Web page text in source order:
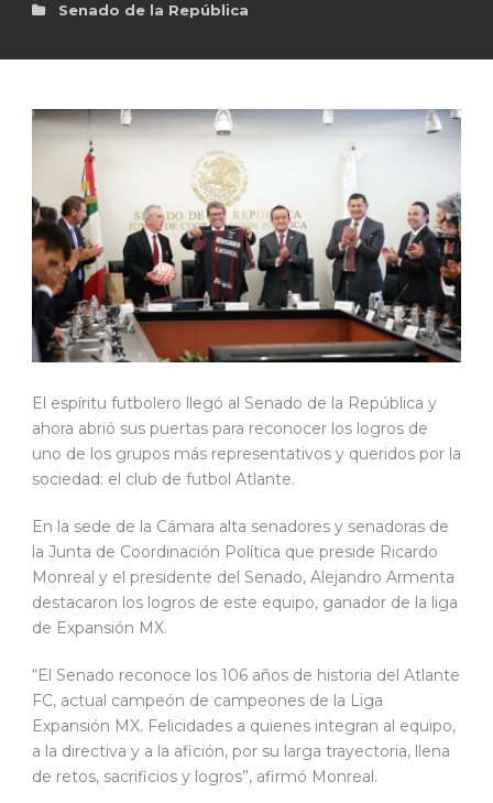
Senado de la República
El espíritu futbolero llegó al Senado de la República y
ahora abrió sus puertas para reconocer los logros de
uno de los grupos más representativos y queridos por la
sociedad: el club de futbol Atlante.
En la sede de la Cámara alta senadores y senadoras de
la Junta de Coordinación Política que preside Ricardo
Monreal y el presidente del Senado, Alejandro Armenta
destacaron los logros de este equipo, ganador de la liga
de Expansión MX.
“El Senado reconoce los 106 años de historia del Atlante
FC, actual campeón de campeones de la Liga
Expansión MX. Felicidades a quienes integran al equipo,
a la directiva y a la afición, por su larga trayectoria, llena
de retos, sacrificios y logros”, afirmó Monreal.